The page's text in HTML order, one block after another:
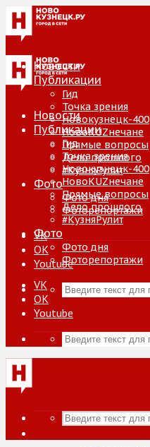
Новости
Публикации
Гид
Точка зрения
Новокузнецк-400
НовоKUZнечане
Прямые вопросы
Дело прошлого
#КузняРулит
Фото
Фото дня
Фоторепортажи
VK
ОК
Youtube
Новости
Публикации
Гид
Точка зрения
Новокузнецк-400
НовоKUZнечане
Прямые вопросы
Дело прошлого
#КузняРулит
Фото
Фото дня
Фоторепортажи
VK
ОК
Youtube